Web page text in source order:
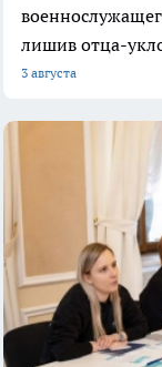
лишив отца-
3 августа